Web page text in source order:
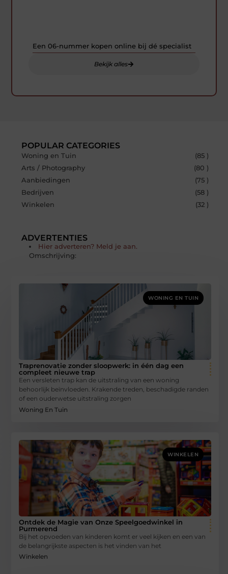
Een 06-nummer kopen online bij dé specialist
Bekijk alles
POPULAR CATEGORIES
Woning en Tuin
(85 )
Arts / Photography
(80 )
Aanbiedingen
(75 )
Bedrijven
(58 )
Winkelen
(32 )
ADVERTENTIES
Hier adverteren? Meld je aan.
Omschrijving:
WONING EN TUIN
Traprenovatie zonder sloopwerk: in één dag een
compleet nieuwe trap
Een versleten trap kan de uitstraling van een woning
behoorlijk beïnvloeden. Krakende treden, beschadigde randen
of een ouderwetse uitstraling zorgen
Woning En Tuin
WINKELEN
Ontdek de Magie van Onze Speelgoedwinkel in
Purmerend
Bij het opvoeden van kinderen komt er veel kijken en een van
de belangrijkste aspecten is het vinden van het
Winkelen